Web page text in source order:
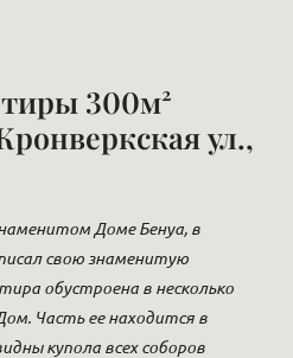
300м²
ул.,
Доме Бенуа, в
свою знаменитую
обустроена в несколько
Часть ее находится в
купола всех соборов